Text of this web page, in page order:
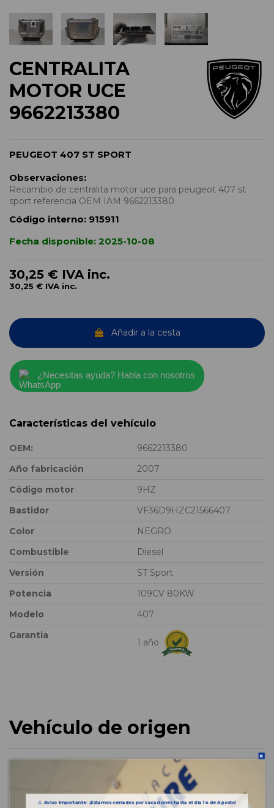
CENTRALITA
MOTOR UCE
9662213380
PEUGEOT 407 ST SPORT
Observaciones:
Recambio de centralita motor uce para peugeot 407 st
sport referencia OEM IAM 9662213380
Código interno: 915911
Fecha disponible: 2025-10-08
30,25 € IVA inc.
30,25 € IVA inc.
Añadir a la cesta
¿Necesitas ayuda? Habla con nosotros
Características del vehículo
OEM:
9662213380
Año fabricación
2007
Código motor
9HZ
Bastidor
VF36D9HZC21566407
Color
NEGRO
Combustible
Diesel
Versión
ST Sport
Potencia
109CV 80KW
Modelo
407
Garantia
1 año
Vehículo de origen
⚠️Aviso importante: ¡Estamos cerrados por vacaciones hasta el día 14 de Agosto!